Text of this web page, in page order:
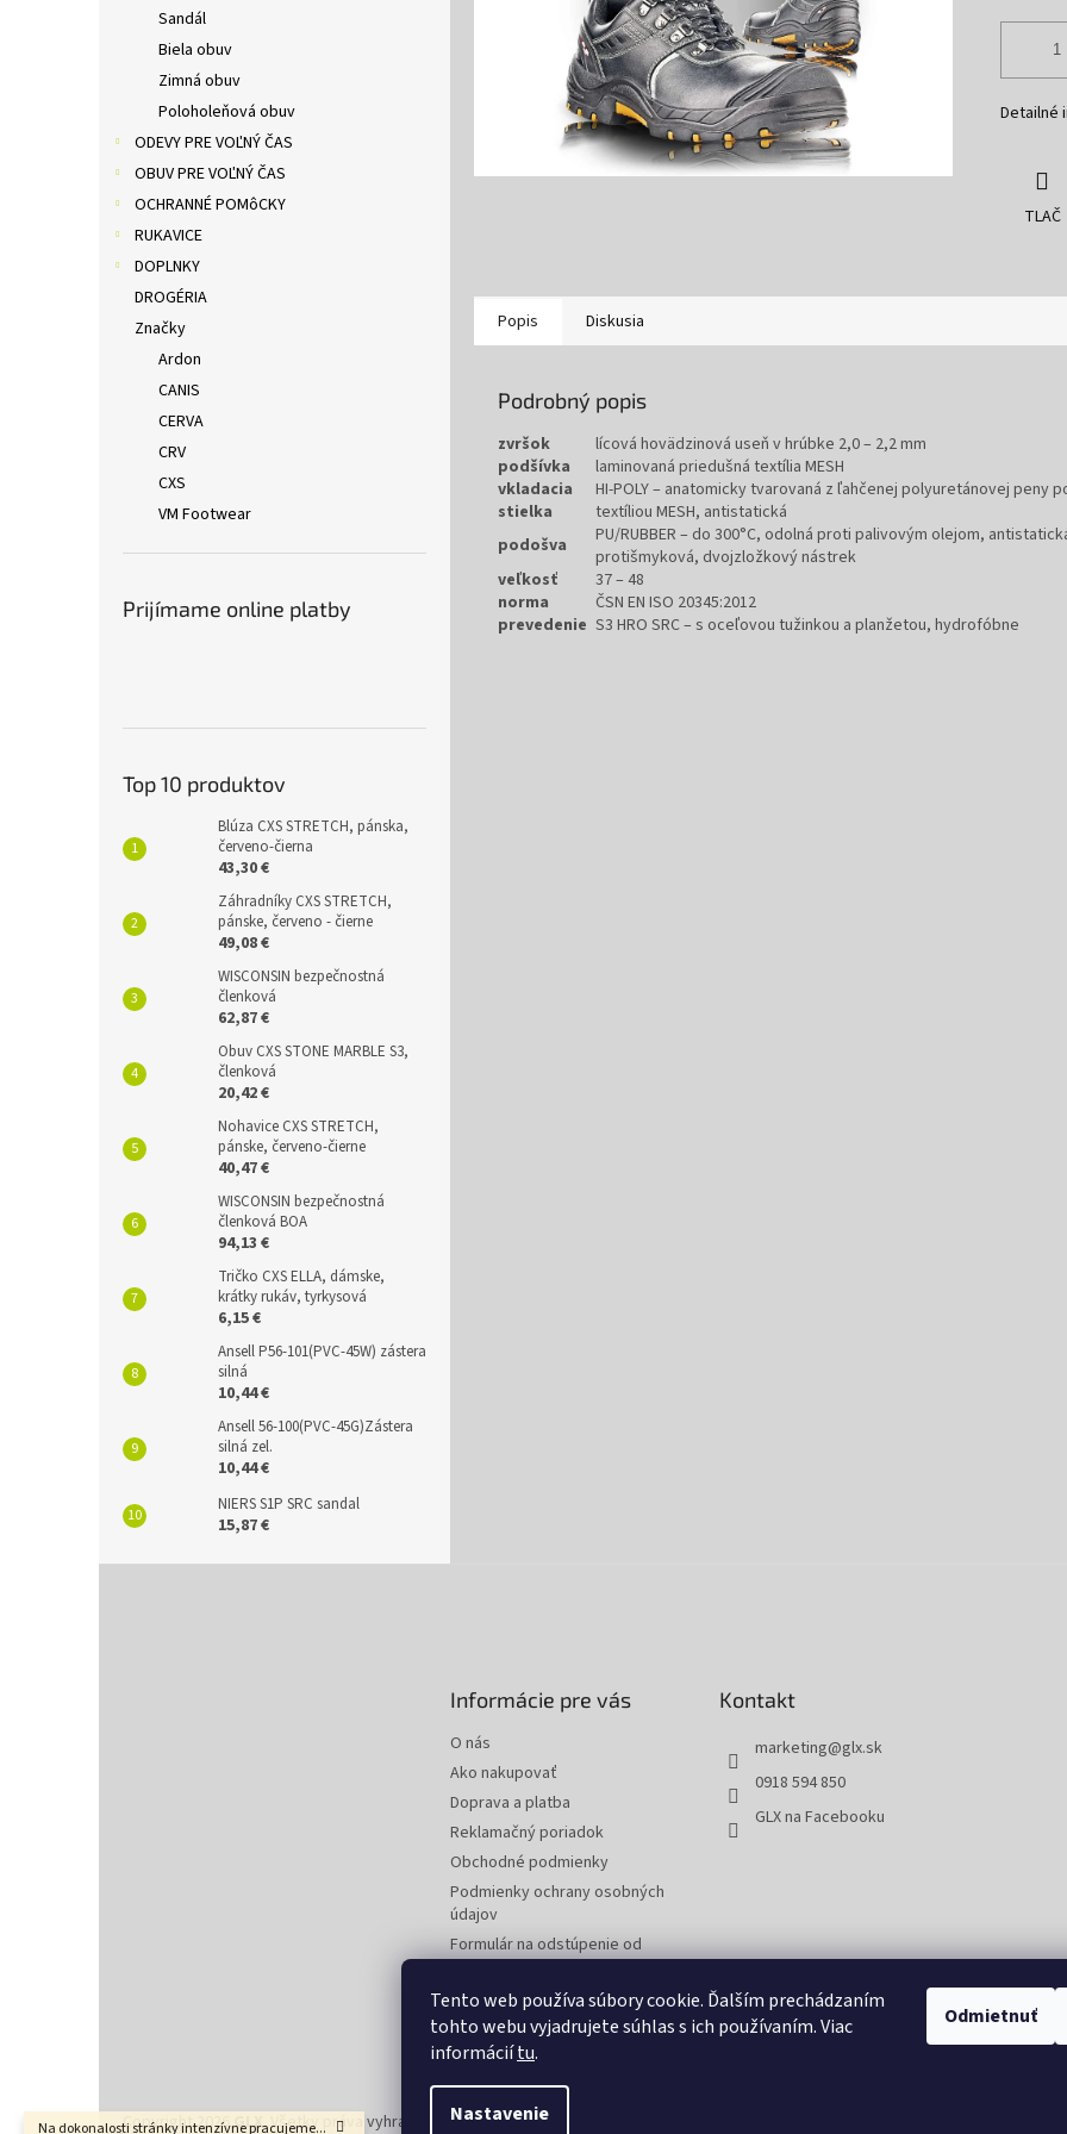
Tento web používa súbory cookie. Ďalším prechádzaním
tohto webu vyjadrujete súhlas s ich používaním. Viac
informáciítu.
Nastavenie
Odmietnuť
Na dokonalosti stránky intenzívne pracujeme...
Sandál
Biela obuv
Zimná obuv
Poloholeňová obuv
ODEVY PRE VOĽNÝ ČAS
OBUV PRE VOĽNÝ ČAS
OCHRANNÉ POMôCKY
RUKAVICE
DOPLNKY
DROGÉRIA
Značky
Ardon
CANIS
CERVA
CRV
CXS
VM Footwear
Prijímame online platby
Top 10 produktov
Blúza CXS STRETCH, pánska,
červeno-čierna
43,30 €
Záhradníky CXS STRETCH,
pánske, červeno - čierne
49,08 €
WISCONSIN bezpečnostná
členková
62,87 €
Obuv CXS STONE MARBLE S3,
členková
20,42 €
Nohavice CXS STRETCH,
pánske, červeno-čierne
40,47 €
WISCONSIN bezpečnostná
členková BOA
94,13 €
Tričko CXS ELLA, dámske,
krátky rukáv, tyrkysová
6,15 €
Ansell P56-101(PVC-45W) zástera
silná
10,44 €
Ansell 56-100(PVC-45G)Zástera
silná zel.
10,44 €
NIERS S1P SRC sandal
15,87 €
Detailné
TLAČ
Popis Diskusia
Podrobný popis
zvršok
lícová hovädzinová useň v hrúbke 2,0 – 2,2 mm
podšívka
laminovaná priedušná textília MESH
vkladacia
stielka
HI-POLY – anatomicky tvarovaná z ľahčenej polyuretánovej peny
textíliou MESH, antistatická
podošva
PU/RUBBER – do 300°C, odolná proti palivovým olejom,
protišmyková, dvojzložkový nástrek
veľkosť
37 – 48
norma
ČSN EN ISO 20345:2012
prevedenie S3 HRO SRC – s oceľovou tužinkou a planžetou, hydrofóbne
Informácie pre vás
O nás
Ako nakupovať
Doprava a platba
Reklamačný poriadok
Obchodné podmienky
Podmienky ochrany osobných
údajov
Formulár na odstúpenie od
Formulár na reklamáciu tovaru
Kontakty
Kontakt
marketing@glx.sk
0918 594 850
GLX na Facebooku
Copyright 2026GLX. Všetky práva vyhradené. Upraviť nastavenie cookies